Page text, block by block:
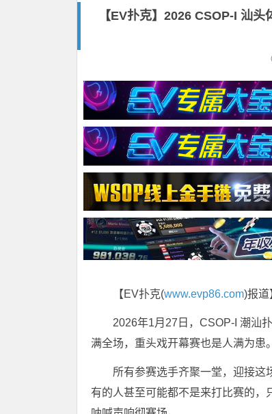
【EV扑克】2026 CSOP-I 汕
【EV扑克(www.evp86.com)报道
2026年1月27日，CSOP-I 潮汕
满全场，重头戏开幕赛也是人满为患
所有参赛选手齐聚一堂，迎接这
有的人甚至可能都不是来打比赛的